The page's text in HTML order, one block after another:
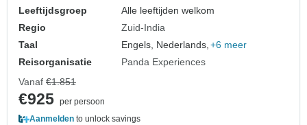
Leeftijdsgroep
Alle leeftijden welkom
Regio
Zuid-India
Taal
Engels, Nederlands, +6 meer
Reisorganisatie
Panda Experiences
Vanaf €1.851
€925 per persoon
Aanmelden to unlock savings